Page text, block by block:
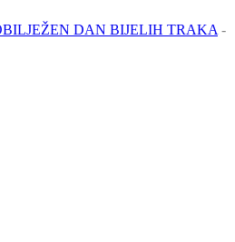
DAN BIJELIH TRAKA -